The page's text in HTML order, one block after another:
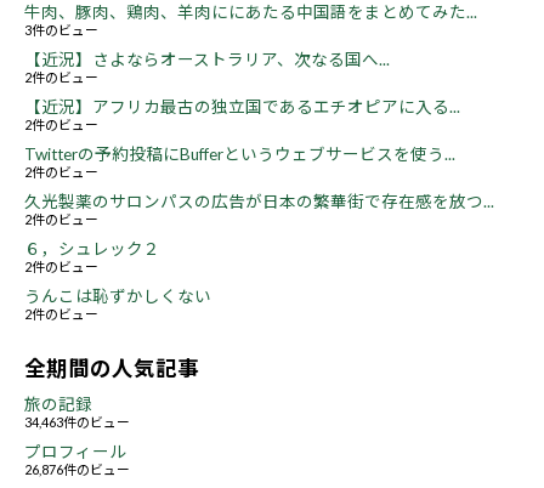
牛肉、豚肉、鶏肉、羊肉ににあたる中国語をまとめてみた...
3件のビュー
【近況】さよならオーストラリア、次なる国へ...
2件のビュー
【近況】アフリカ最古の独立国であるエチオピアに入る...
2件のビュー
Twitterの予約投稿にBufferというウェブサービスを使う...
2件のビュー
久光製薬のサロンパスの広告が日本の繁華街で存在感を放つ...
2件のビュー
６，シュレック２
2件のビュー
うんこは恥ずかしくない
2件のビュー
全期間の人気記事
旅の記録
34,463件のビュー
プロフィール
26,876件のビュー